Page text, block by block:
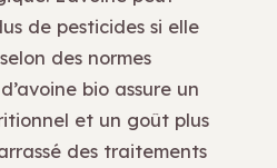
de pesticides si elle
des normes
bio assure un
et un goût plus
des traitements